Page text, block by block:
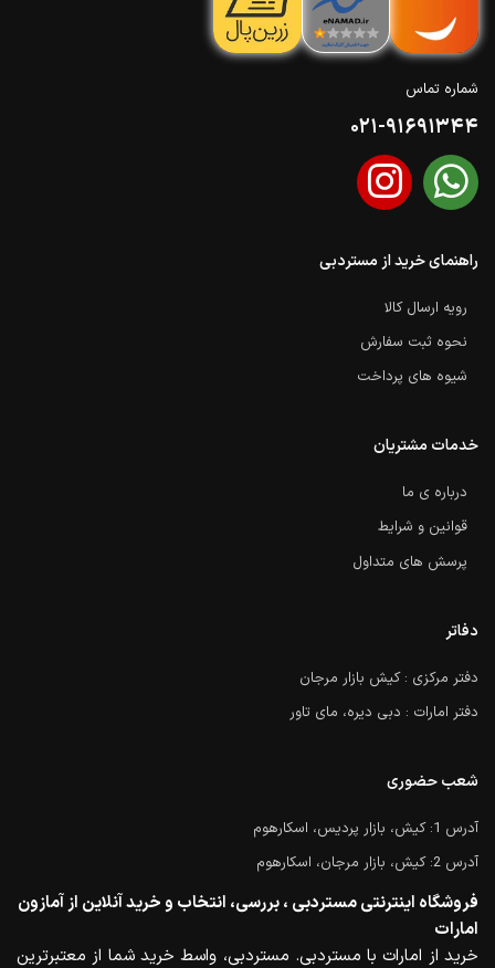
شماره تماس
021-91691344
راهنمای خرید از مستردبی
رویه ارسال کالا
نحوه ثبت سفارش
شیوه های پرداخت
خدمات مشتریان
درباره ی ما
قوانین و شرایط
پرسش های متداول
دفاتر
دفتر مرکزی : کیش بازار مرجان
دفتر امارات : دبی دیره، مای تاور
شعب حضوری
آدرس 1: کیش، بازار پردیس، اسکارهوم
آدرس 2: کیش، بازار مرجان، اسکارهوم
فروشگاه اینترنتی مستردبی ، بررسی، انتخاب و خرید آنلاین از آمازون
امارات
خرید از امارات با مستردبی. مستردبی، واسط خرید شما از معتبرترین